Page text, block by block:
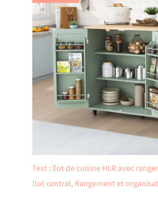
Test : îlot de cuisine HLR avec
Ilot central, Rangement et